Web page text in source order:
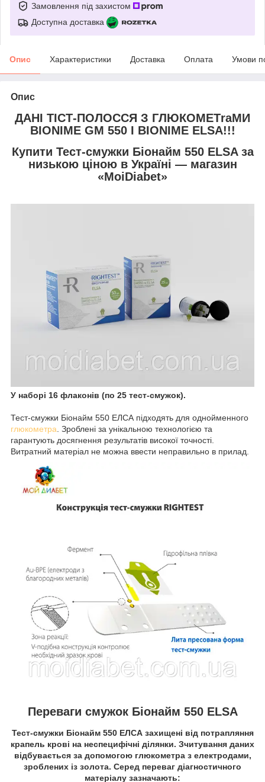
Замовлення під захистом
Доступна доставка
Опис Характеристики Доставка Оплата Умови
Опис
ДАНІ ТІСТ-ПОЛОССЯ З ГЛЮКОМЕТraМИ
BIONIME GM 550 І BIONIME ELSA!!!
Купити Тест-смужки Біонайм 550 ELSA за
низькою ціною в Україні — магазин
«MoiDiabet»
У наборі 16 флаконів (по 25 тест-смужок).
Тест-смужки Біонайм 550 ЕЛСА підходять для однойменного
глюкометра . Зроблені за унікальною технологією та
гарантують досягнення результатів високої точності.
Витратний матеріал не можна ввести неправильно в прилад.
Переваги смужок Біонайм 550 ELSA
Тест-смужки Біонайм 550 ЕЛСА захищені від потрапляння
крапель крові на неспецифічні ділянки. Зчитування даних
відбувається за допомогою глюкометра з електродами,
зроблених із золота. Серед переваг діагностичного
матеріалу зазначають: